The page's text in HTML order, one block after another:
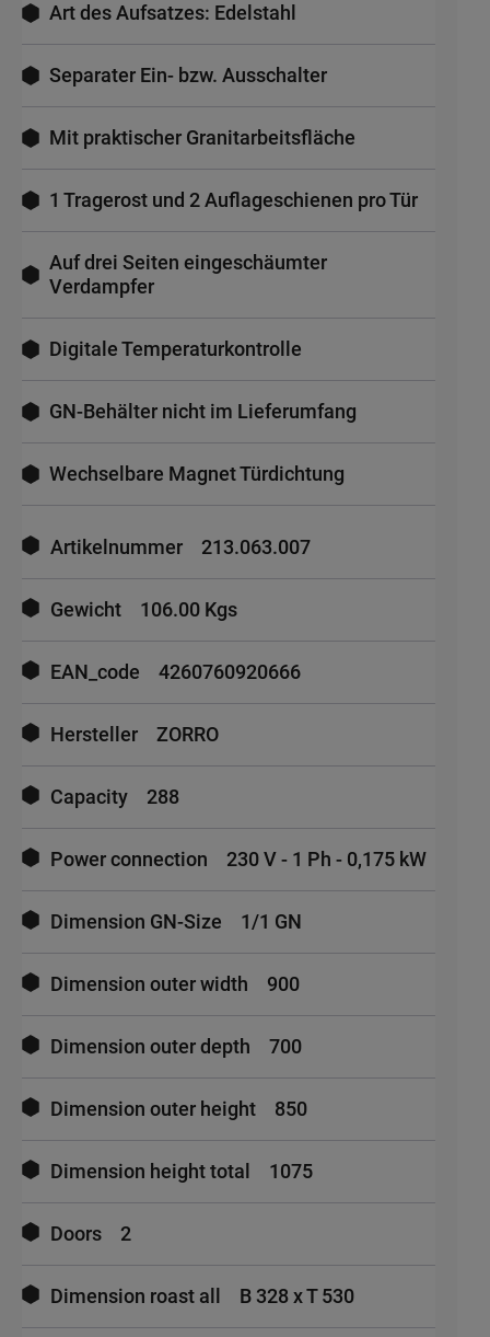
Art des Aufsatzes: Edelstahl
Separater Ein- bzw. Ausschalter
Mit praktischer Granitarbeitsfläche
1 Tragerost und 2 Auflageschienen pro Tür
Auf drei Seiten eingeschäumter
Verdampfer
Digitale Temperaturkontrolle
GN-Behälter nicht im Lieferumfang
Wechselbare Magnet Türdichtung
Informationen
Artikelnummer 213.063.007
Gewicht 106.00 Kgs
EAN_code 4260760920666
Hersteller ZORRO
Capacity 288
Power connection 230 V - 1 Ph - 0,175 kW
Dimension GN-Size 1/1 GN
Dimension outer width 900
Dimension outer depth 700
Dimension outer height 850
Dimension height total 1075
Doors 2
Dimension roast all B 328 x T 530